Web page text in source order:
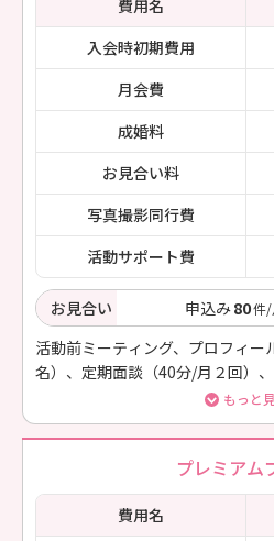
費用名
入会時初期費用
月会費
成婚料
お見合い料
写真撮影同行費
活動サポート費
お見合い 申込み80件/
活動前ミーティング、プロフィー
名）、定期面談（40分/月２回）
もっと
プレミアム
費用名